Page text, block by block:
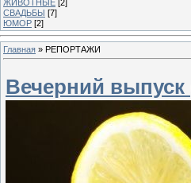
ЖИВОТНЫЕ [2]
СВАДЬБЫ [7]
ЮМОР [2]
Главная » РЕПОРТАЖИ
Вечерний выпуск